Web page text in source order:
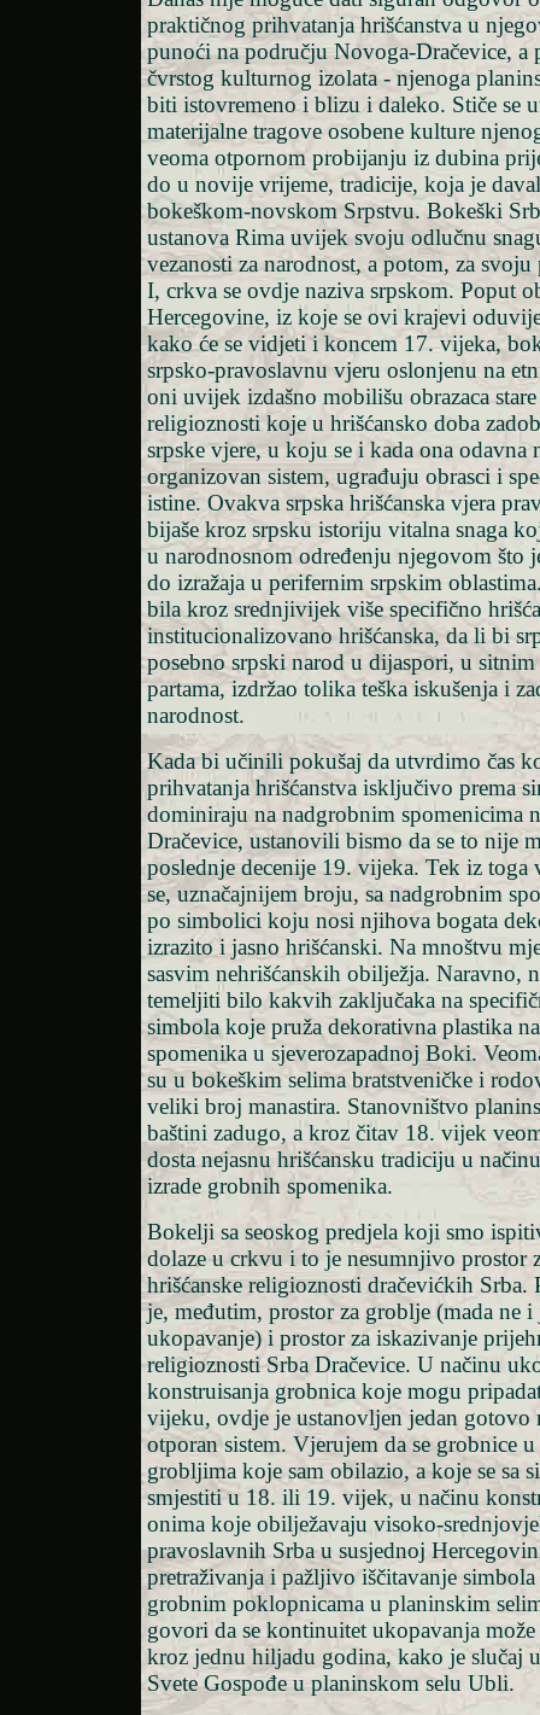
praktičnog prihvatanja hrišćanstva u
punoći na području Novoga-Dračevice, a
čvrstog kulturnog izolata - njenoga
biti istovremeno i blizu i daleko. Stiče se
materijalne tragove osobene kulture
veoma otpornom probijanju iz dubina
do u novije vrijeme, tradicije, koja je
bokeškom-novskom Srpstvu. Bokeški
ustanova Rima uvijek svoju odlučnu
vezanosti za narodnost, a potom, za
I, crkva se ovdje naziva srpskom. Poput
Hercegovine, iz koje se ovi krajevi
kako će se vidjeti i koncem 17. vijeka,
srpsko-pravoslavnu vjeru oslonjenu na
oni uvijek izdašno mobilišu obrazaca stare
religioznosti koje u hrišćansko doba
srpske vjere, u koju se i kada ona odavna
organizovan sistem, ugrađuju obrasci i
istine. Ovakva srpska hrišćanska vjera
bijaše kroz srpsku istoriju vitalna snaga
u narodnosnom određenju njegovom što
do izražaja u perifernim srpskim
bila kroz srednjivijek više specifično
institucionalizovano hrišćanska, da li bi
posebno srpski narod u dijaspori, u
partama, izdržao tolika teška iskušenja i
narodnost.
Kada bi učinili pokušaj da utvrdimo čas
prihvatanja hrišćanstva isključivo prema
dominiraju na nadgrobnim spomenicima
Dračevice, ustanovili bismo da se to nije
poslednje decenije 19. vijeka. Tek iz toga
se, uznačajnijem broju, sa nadgrobnim
po simbolici koju nosi njihova bogata
izrazito i jasno hrišćanski. Na mnoštvu
sasvim nehrišćanskih obilježja. Naravno,
temeljiti bilo kakvih zaključaka na
simbola koje pruža dekorativna plastika
spomenika u sjeverozapadnoj Boki.
su u bokeškim selima bratstveničke i
veliki broj manastira. Stanovništvo
baštini zadugo, a kroz čitav 18. vijek
dosta nejasnu hrišćansku tradiciju u
izrade grobnih spomenika.
Bokelji sa seoskog predjela koji smo
dolaze u crkvu i to je nesumnjivo prostor
hrišćanske religioznosti dračevićkih Srba.
je, međutim, prostor za groblje (mada ne
ukopavanje) i prostor za iskazivanje
religioznosti Srba Dračevice. U načinu
konstruisanja grobnica koje mogu
vijeku, ovdje je ustanovljen jedan gotovo
otporan sistem. Vjerujem da se grobnice
grobljima koje sam obilazio, a koje se sa
smjestiti u 18. ili 19. vijek, u načinu
onima koje obilježavaju visoko-
pravoslavnih Srba u susjednoj
pretraživanja i pažljivo iščitavanje simbola
grobnim poklopnicama u planinskim
govori da se kontinuitet ukopavanja
kroz jednu hiljadu godina, kako je slučaj
Svete Gospođe u planinskom selu Ubli.